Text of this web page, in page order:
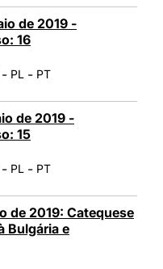
de 2019 -
16
- PL - PT
de 2019 -
15
- PL - PT
de 2019: Catequese
Bulgária e